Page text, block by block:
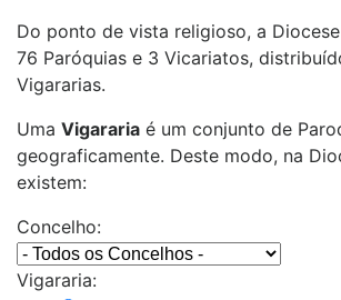
Do ponto de vista religioso, a
76 Paróquias e 3 Vicariatos,
Vigararias.
Uma Vigararia é um conjunto de
geograficamente. Deste modo, na
existem:
Concelho:
Vigararia: